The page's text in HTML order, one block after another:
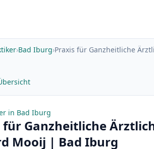
›Bad Iburg›Praxis für Ganzheitliche
in Bad Iburg
für Ganzheitliche
Mooij | Bad Iburg